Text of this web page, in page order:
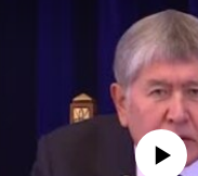
No media source